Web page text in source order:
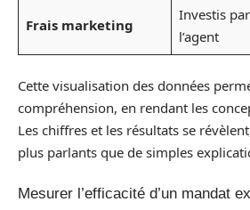
Frais marketing
Investis par
l’agent
Cette visualisation des données
compréhension, en rendant les
Les chiffres et les résultats se
plus parlants que de simples
Mesurer l’efficacité d’un mandat